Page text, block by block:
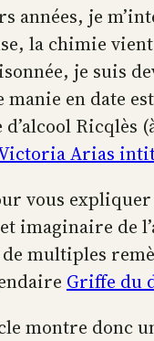
années, je
la chimie
je suis
en date
Ricqlès
Arias
vous
imaginaire de
multiples
Griffe du
montre donc